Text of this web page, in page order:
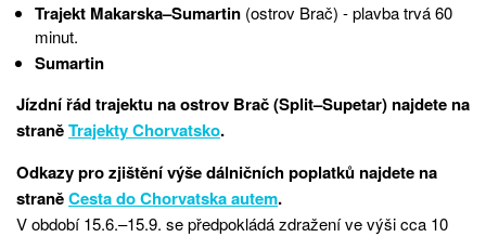
Trajekt Makarska–Sumartin(ostrov Brač) - plavba trvá 60
minut.
Sumartin
Jízdní řád trajektu na ostrov Brač (Split–Supetar) najdete na
straněTrajekty Chorvatsko.
Odkazy pro zjištění výše dálničních poplatků najdete na
straněCesta do Chorvatska autem.
V období 15.6.–15.9. se předpokládá zdražení ve výši cca 10